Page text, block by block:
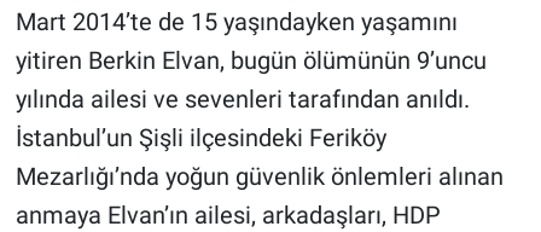
Mart 2014’te de 15 yaşındayken yaşamını
yitiren Berkin Elvan, bugün ölümünün 9’uncu
yılında ailesi ve sevenleri tarafından anıldı.
İstanbul’un Şişli ilçesindeki Feriköy
Mezarlığı’nda yoğun güvenlik önlemleri alınan
anmaya Elvan’ın ailesi, arkadaşları, HDP
Günün görüntüsü
Haber
İlan
Kimdir